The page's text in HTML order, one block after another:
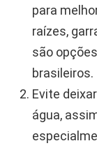
para
raízes,
são
brasileiros.
Evite
água,